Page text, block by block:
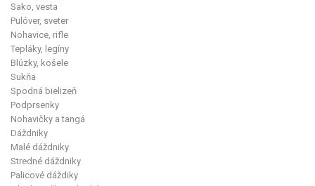
Sako, vesta
Pulóver, sveter
Nohavice, rifle
Tepláky, legíny
Blúzky, košele
Sukňa
Spodná bielizeň
Podprsenky
Nohavičky a tangá
Dáždniky
Malé dáždniky
Stredné dáždniky
Palicové dáždiky